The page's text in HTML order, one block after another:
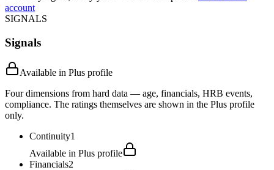
account
SIGNALS
Signals
Available in Plus profile
Four dimensions from hard data — age, financials, HRB events,
compliance. The ratings themselves are shown in the Plus profile
only.
Continuity1
Available in Plus profile
Financials2